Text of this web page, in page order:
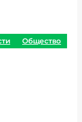
Общество